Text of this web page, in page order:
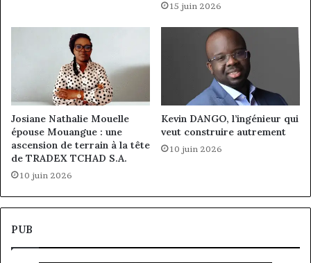
15 juin 2026
Josiane Nathalie Mouelle
épouse Mouangue : une
ascension de terrain à la tête
de TRADEX TCHAD S.A.
10 juin 2026
Kevin DANGO, l’ingénieur qui
veut construire autrement
10 juin 2026
PUB